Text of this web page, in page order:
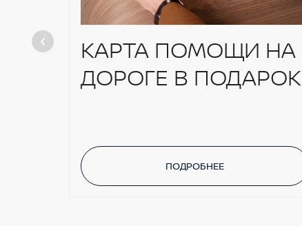
КАРТА ПОМОЩИ НА
ДОРОГЕ В ПОДАРОК
ПОДРОБНЕЕ